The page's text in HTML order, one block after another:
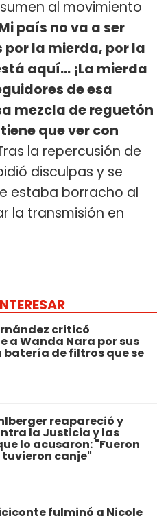
al movimiento
país no va a ser
la mierda, por la
aquí... ¡La mierda
de esa
mezcla de reguetón
que ver con
la repercusión de
disculpas y se
estaba borracho al
la transmisión en
criticó
a Wanda Nara por sus
batería de filtros que se
reapareció y
la Justicia y las
lo acusaron: "Fueron
tuvieron canje"
fulminó a Nicole